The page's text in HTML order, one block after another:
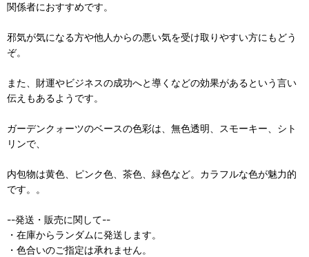
関係者におすすめです。
邪気が気になる方や他人からの悪い気を受け取りやすい方にもどう
ぞ。
また、財運やビジネスの成功へと導くなどの効果があるという言い
伝えもあるようです。
ガーデンクォーツのベースの色彩は、無色透明、スモーキー、シト
リンで、
内包物は黄色、ピンク色、茶色、緑色など。カラフルな色が魅力的
です。。
--発送・販売に関して--
・在庫からランダムに発送します。
・色合いのご指定は承れません。